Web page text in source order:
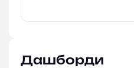
Дашборди